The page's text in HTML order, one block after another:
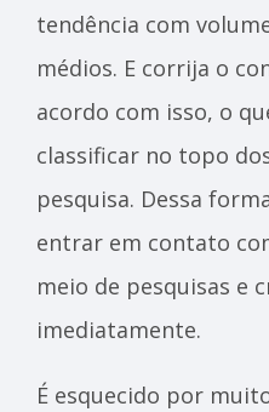
tendência com
médios. E corrija o
acordo com isso, o
classificar no topo
pesquisa. Dessa
entrar em contato
meio de pesquisas e
imediatamente.
É esquecido por